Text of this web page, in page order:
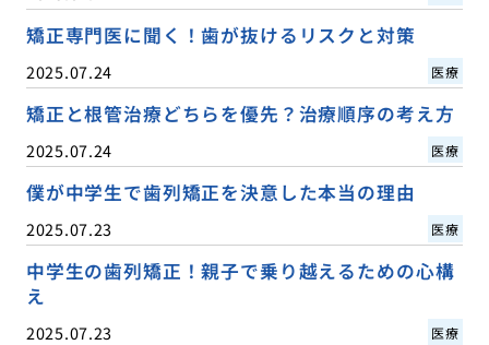
矯正専門医に聞く！歯が抜けるリスクと対策
2025.07.24 医療
矯正と根管治療どちらを優先？治療順序の考え方
2025.07.24 医療
僕が中学生で歯列矯正を決意した本当の理由
2025.07.23 医療
中学生の歯列矯正！親子で乗り越えるための心構
え
2025.07.23 医療